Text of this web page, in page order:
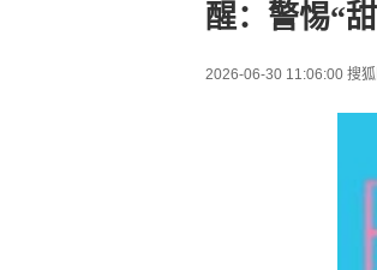
醒：警惕“
2026-06-30 11:06:00 搜狐